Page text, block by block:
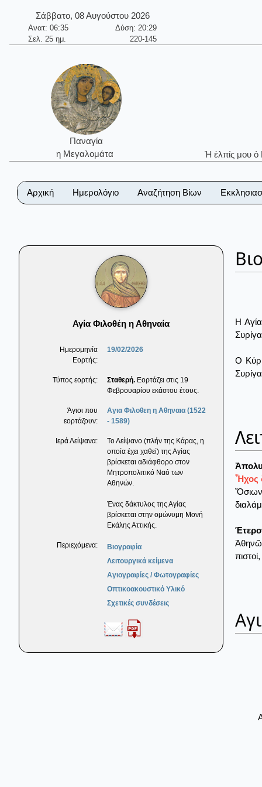
Σάββατο, 08 Αυγούστου 2026
Ανατ: 06:35
Δύση: 20:29
Σελ. 25 ημ.
220-145
Παναγία
η Μεγαλομάτα
Ἡ ἐλπίς μου ὁ
Αρχική Ημερολόγιο Αναζήτηση Βίων
Αγία Φιλοθέη η Αθηναία
Ημερομηνία
Εορτής:
19/02/2026
Τύπος εορτής: Σταθερή. Εορτάζει στις 19
Φεβρουαρίου εκάστου έτους.
Άγιοι που
εορτάζουν:
Αγια Φιλοθεη η Αθηναια (1522
- 1589)
Ιερά Λείψανα:
Το Λείψανο (πλήν της Κάρας, η
οποία έχει χαθεί) της Αγίας
βρίσκεται αδιάφθορο στον
Μητροπολιτικό Ναό των
Αθηνών.
Ένας δάκτυλος της Αγίας
βρίσκεται στην ομώνυμη Μονή
Εκάλης Αττικής.
Περιεχόμενα:
Βιογραφία
Λειτουργικά κείμενα
Αγιογραφίες / Φωτογραφίες
Οπτικοακουστικό Υλικό
Σχετικές συνδέσεις
Η
Ο
Ἦχος
Ὅσιων